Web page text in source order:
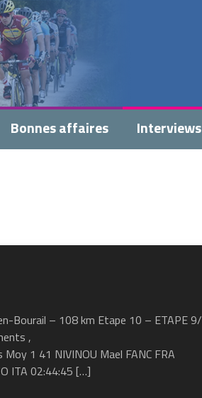
Bonnes affaires Interviews
Bourail – 108 km Etape 10 – ETAPE 9/
,
1 41 NIVINOU Mael FANC FRA
ITA 02:44:45 […]